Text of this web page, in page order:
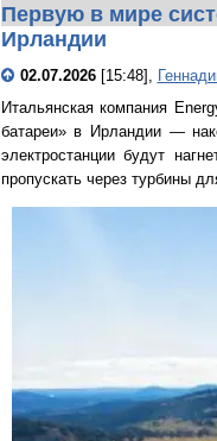
Первую в мире
Ирландии
02.07.2026[15:48],
Итальянская компания
батареи» в Ирландии —
электростанции будут
пропускать через турбины